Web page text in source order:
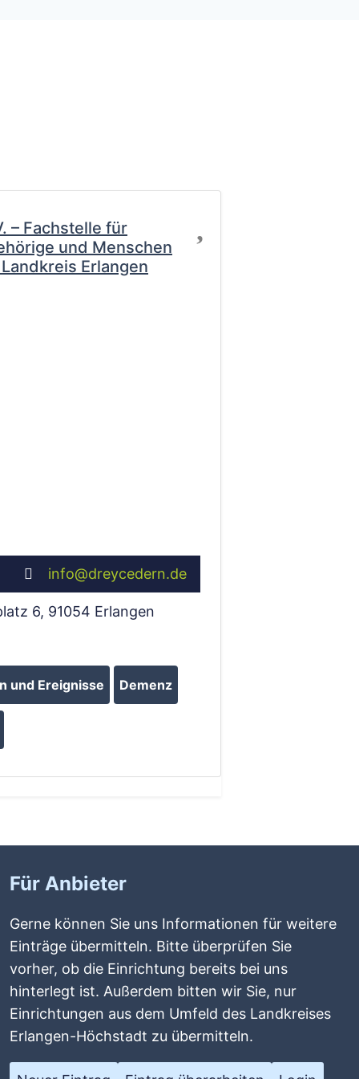
– Fachstelle für
und Menschen
Erlangen
info@dreycedern.de
6, 91054 Erlangen
und Ereignisse Demenz
Für Anbieter
Gerne können Sie uns Informationen für weitere
Einträge übermitteln. Bitte überprüfen Sie
vorher, ob die Einrichtung bereits bei uns
hinterlegt ist. Außerdem bitten wir Sie, nur
Einrichtungen aus dem Umfeld des Landkreises
Erlangen-Höchstadt zu übermitteln.